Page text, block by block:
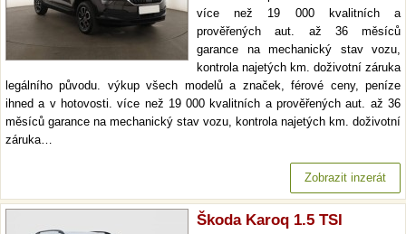
více než 19 000 kvalitních a
prověřených aut. až 36 měsíců
garance na mechanický stav vozu,
kontrola najetých km. doživotní záruka
legálního původu. výkup všech modelů a značek, férové ceny, peníze
ihned a v hotovosti. více než 19 000 kvalitních a prověřených aut. až 36
měsíců garance na mechanický stav vozu, kontrola najetých km. doživotní
záruka…
Zobrazit inzerát
Škoda Karoq 1.5 TSI